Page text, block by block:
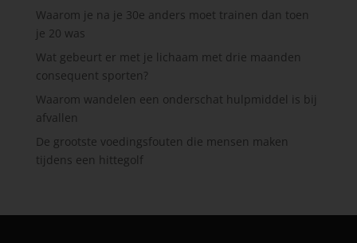
Waarom je na je 30e anders moet trainen dan toen
je 20 was
Wat gebeurt er met je lichaam met drie maanden
consequent sporten?
Waarom wandelen een onderschat hulpmiddel is bij
afvallen
De grootste voedingsfouten die mensen maken
tijdens een hittegolf